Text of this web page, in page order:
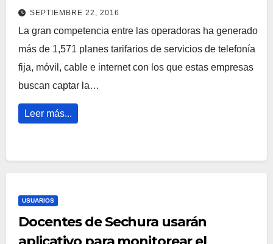
SEPTIEMBRE 22, 2016
La gran competencia entre las operadoras ha generado
más de 1,571 planes tarifarios de servicios de telefonía
fija, móvil, cable e internet con los que estas empresas
buscan captar la…
Leer más...
USUARIOS
Docentes de Sechura usarán